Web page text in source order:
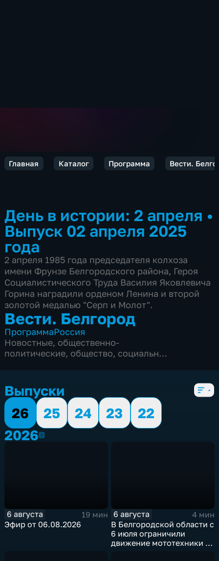
Главная Каталог Программа Вести.
День в истории: 2 апреля •
Выпуск 02 апреля 2025
года
2 апреля 1985 года председателя колхоза
имени Фрунзе Белгородского района, Героя
Социалистического Труда Василия Яковлевича
Горина наградили орденом Ленина и второй
золотой медалью "Серп и Молот".
Вести. Белгород
ПрограммаРоссия
Новостные, общественно-
политические, общество, социально-
Выпуски
26
25 24 23
22
20262026
6 августа
19 мин
Эфир от 06.08.2026
6 августа
4 мин
В Белгородской области с
6 июля ограничили
движение мототехники в